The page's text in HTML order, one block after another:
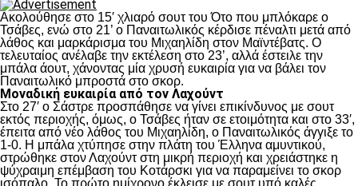
Ακολούθησε στο 15′ χλιαρό σουτ του Ότο που μπλόκαρε ο
Τσάβες, ενώ στο 21’ ο Παναιτωλικός κέρδισε πέναλτι μετά από
λάθος και μαρκάρισμα του Μιχαηλίδη στον Μαϊντέβατς. Ο
τελευταίος ανέλαβε την εκτέλεση στο 23’, αλλά έστειλε την
μπάλα άουτ, χάνοντας μία χρυσή ευκαιρία για να βάλει τον
Παναιτωλικό μπροστά στο σκορ.
Μοναδική ευκαιρία από τον Λαχούντ
Στο 27′ ο Σάστρε προσπάθησε να γίνει επικίνδυνος με σουτ
εκτός περιοχής, όμως, ο Τσάβες ήταν σε ετοιμότητα και στο 33′,
έπειτα από νέο λάθος του Μιχαηλίδη, ο Παναιτωλικός άγγιξε το
1-0. Η μπάλα χτύπησε στην πλάτη του Έλληνα αμυντικού,
στρώθηκε στον Λαχούντ στη μικρή περιοχή και χρειάστηκε η
ψύχραιμη επέμβαση του Κοτάρσκι για να παραμείνει το σκορ
ισόπαλο. Το πρώτο ημίχρονο έκλεισε με σουτ υπό καλές